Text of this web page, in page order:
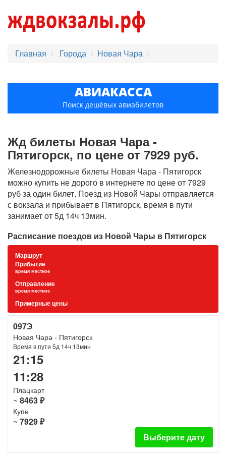
Главная Города Новая Чара
АВИАКАССА
Поиск дешёвых авиабилетов
Жд билеты Новая Чара -
Пятигорск, по цене от 7929 руб.
Железнодорожные билеты Новая Чара - Пятигорск
можно купить не дорого в интернете по цене от 7929
руб за один билет. Поезд из Новой Чары отправляется
с вокзала и прибывает в Пятигорск, время в пути
занимает от 5д 14ч 13мин.
Расписание поездов из Новой Чары в Пятигорск
Маршрут
Прибытие
время местное
Отправление
время местное
Примерные цены
097Э
Новая Чара - Пятигорск
Время в пути 5д 14ч 13мин
21:15
11:28
Плацкарт
~ 8463 ₽
Купе
~ 7929 ₽
Выберите дату